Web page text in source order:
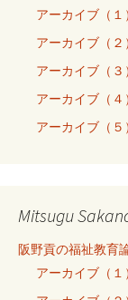
アーカイブ（１
アーカイブ（２
アーカイブ（
アーカイブ（
アーカイブ（
Mitsugu
阪野貢の福祉教育
アーカイブ（１